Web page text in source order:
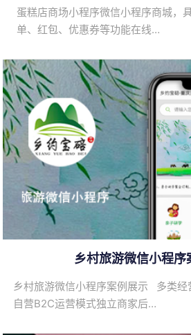
蛋糕店商场小程序微信小程序商城，
单、红包、优惠券等功能在线…
乡村旅游微信小程序
乡村旅游微信小程序案例展示 多类经
自营B2C运营模式独立商家后…